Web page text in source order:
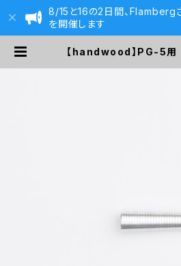
8/15と16の2日間、Flamberg
を開催します
【handwood】PG-5用